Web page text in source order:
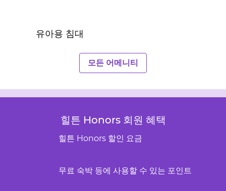
유아용 침대
모든 어메니티
힐튼 Honors 회원 혜택
힐튼 Honors 할인 요금
무료 숙박 등에 사용할 수 있는 포인트